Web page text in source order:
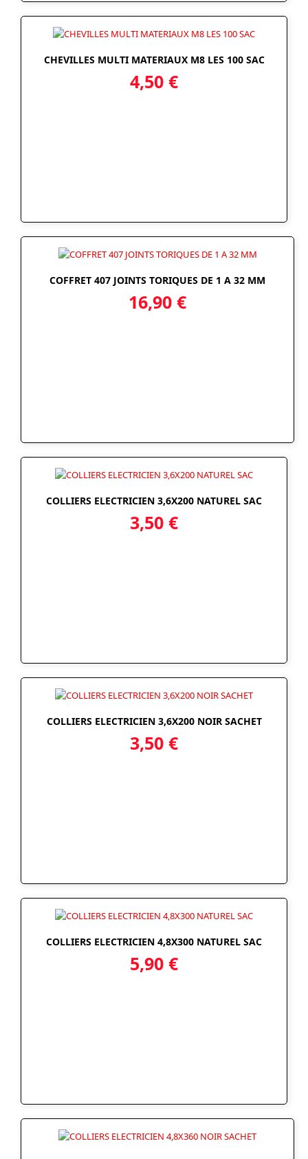
CHEVILLES MULTI MATERIAUX M8 LES 100 SAC
4,50 €
COFFRET 407 JOINTS TORIQUES DE 1 A 32 MM
16,90 €
COLLIERS ELECTRICIEN 3,6X200 NATUREL SAC
3,50 €
COLLIERS ELECTRICIEN 3,6X200 NOIR SACHET
3,50 €
COLLIERS ELECTRICIEN 4,8X300 NATUREL SAC
5,90 €